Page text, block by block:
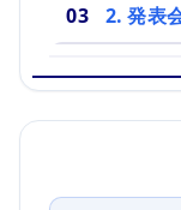
2. 発表